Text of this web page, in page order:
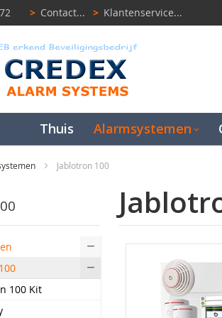
> Contact... > Klantenservice...
Thuis Alarmsystemen
Jablotron 100
100 Kit